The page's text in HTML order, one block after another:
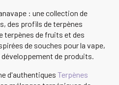
: une collection de
des profils de terpènes
terpènes de fruits et des
de souches pour la vape,
de produits.
d'authentiques Terpènes